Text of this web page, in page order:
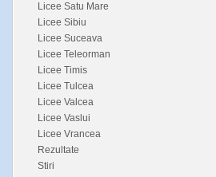
Licee Satu Mare
Licee Sibiu
Licee Suceava
Licee Teleorman
Licee Timis
Licee Tulcea
Licee Valcea
Licee Vaslui
Licee Vrancea
Rezultate
Stiri